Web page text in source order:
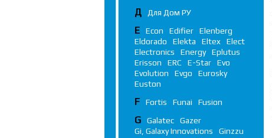
Д Для Дом РУ
E Econ Edifier
Elenberg
Eldorado
Elekta Eltex
Elect
Electronics
Energy
Eplutus
Erisson
ERC E-Star
Evo
Evolution
Evgo
Eurosky
Euston
F Fortis Funai Fusion
G Galatec
Gazer
Gi, Galaxy Innovations
Ginzzu